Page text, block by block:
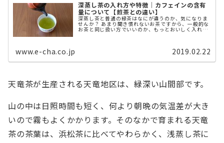
深蒸し茶の入れ方や特徴｜カフェインの含有
量について【煎茶との違い】
深蒸し茶と普通の緑茶はなにが違うのか、気になりま
せんか？ あまり聞き慣れないお茶ですから、一般的な
お茶と同じ扱い方でいいのか、もっとおいしく入れる
www.e-cha.co.jp 2019.02.22
天竜茶が生産される天竜地区は、緑深い山間部です。
山の中は日照時間も短く、何より朝晩の気温差が大き
いので霧もよくかかります。そのなかで育まれる天竜
茶の茶葉は、浜松茶に比べてやわらかく、浅蒸し茶に